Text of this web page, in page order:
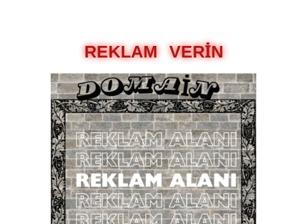
REKLAM VERİN